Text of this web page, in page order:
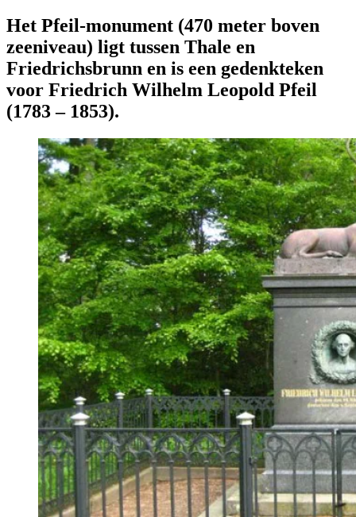
Het Pfeil-monument (470 meter boven
zeeniveau) ligt tussen Thale en
Friedrichsbrunn en is een gedenkteken
voor Friedrich Wilhelm Leopold Pfeil
(1783 – 1853).